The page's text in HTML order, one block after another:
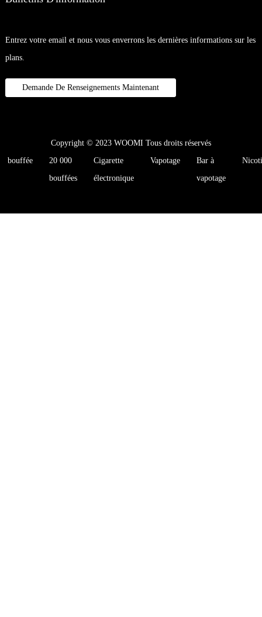
Entrez votre email et nous vous enverrons les dernières informations sur les
plans.
Demande De Renseignements Maintenant
Copyright © 2023 WOOMI Tous droits réservés
bouffée
20 000
bouffées
Cigarette
électronique
Vapotage
Bar à
vapotage